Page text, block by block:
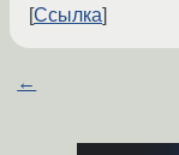
Ссылка
←